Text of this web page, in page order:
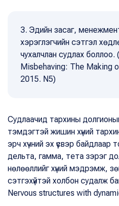
3. Эдийн засаг,
хэрэглэгчийн сэтгэл
чухалчлан судлах боллоо.
Misbehaving: The Making
2015. N5)
Судлаачид тархины
тэмдэгтэй жишин хүний
эрч хүчний эх үүсвэр
дельта, гамма, тета зэрэг
нөлөөллийг хүний мэдрэмж,
сэтгэхүйтэй холбон судалж
Nervous structures with